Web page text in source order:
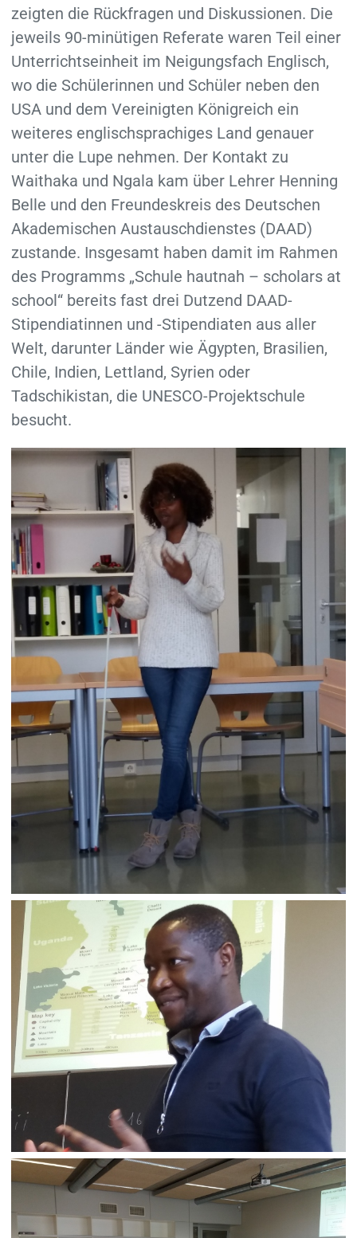
zeigten die Rückfragen und Diskussionen. Die
jeweils 90-minütigen Referate waren Teil einer
Unterrichtseinheit im Neigungsfach Englisch,
wo die Schülerinnen und Schüler neben den
USA und dem Vereinigten Königreich ein
weiteres englischsprachiges Land genauer
unter die Lupe nehmen. Der Kontakt zu
Waithaka und Ngala kam über Lehrer Henning
Belle und den Freundeskreis des Deutschen
Akademischen Austauschdienstes (DAAD)
zustande. Insgesamt haben damit im Rahmen
des Programms „Schule hautnah – scholars at
school“ bereits fast drei Dutzend DAAD-
Stipendiatinnen und -Stipendiaten aus aller
Welt, darunter Länder wie Ägypten, Brasilien,
Chile, Indien, Lettland, Syrien oder
Tadschikistan, die UNESCO-Projektschule
besucht.